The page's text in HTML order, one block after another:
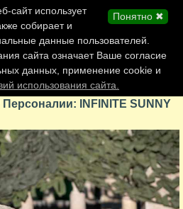
INFINITE SUNNY
Понятно ✖
сайт использует
собирает и
данные пользователей.
сайта означает Ваше согласие
данных, применение cookie и
использования сайта.